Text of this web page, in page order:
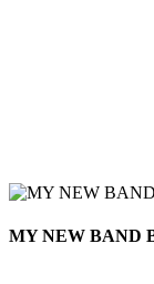
MY NEW BAND